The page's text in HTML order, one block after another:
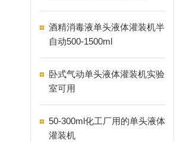
酒精消毒液单头液体灌装机半
自动500-1500ml
卧式气动单头液体灌装机实验
室可用
50-300ml化工厂用的单头液体
灌装机